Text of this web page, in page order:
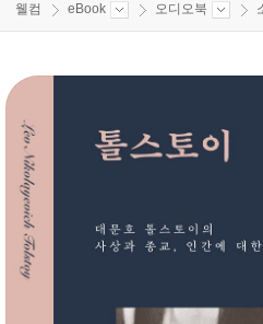
웰컴 eBook 오디오북